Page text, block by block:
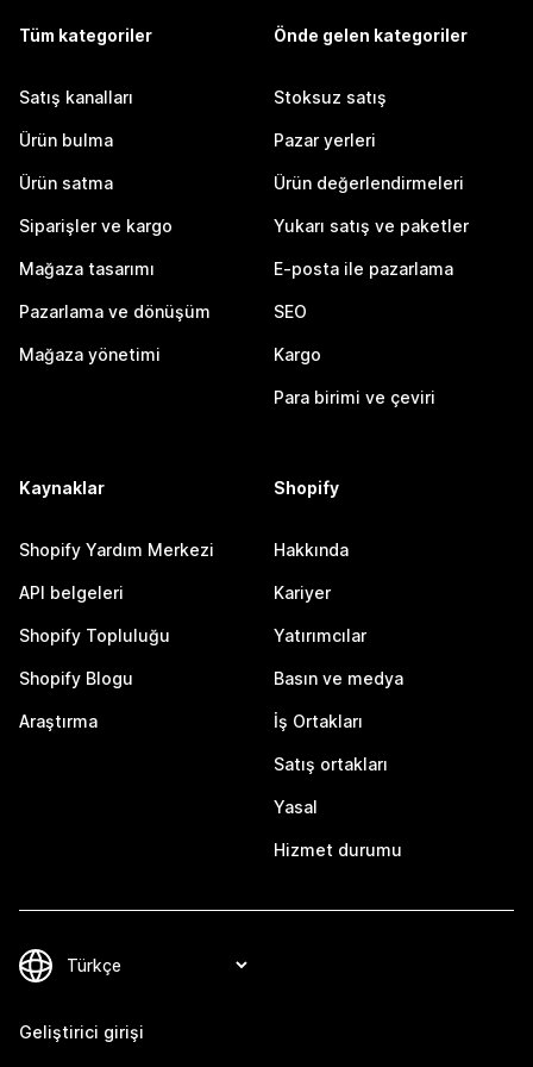
Tüm kategoriler
Satış kanalları
Ürün bulma
Ürün satma
Siparişler ve kargo
Mağaza tasarımı
Pazarlama ve dönüşüm
Mağaza yönetimi
Önde gelen kategoriler
Stoksuz satış
Pazar yerleri
Ürün değerlendirmeleri
Yukarı satış ve paketler
E-posta ile pazarlama
SEO
Kargo
Para birimi ve çeviri
Kaynaklar
Shopify Yardım Merkezi
API belgeleri
Shopify Topluluğu
Shopify Blogu
Araştırma
Shopify
Hakkında
Kariyer
Yatırımcılar
Basın ve medya
İş Ortakları
Satış ortakları
Yasal
Hizmet durumu
Geliştirici girişi